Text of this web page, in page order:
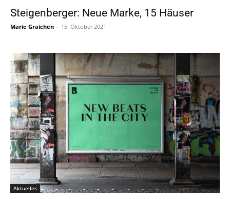
Steigenberger: Neue Marke, 15 Häuser
Marie Graichen - 15. Oktober 2021
Aktuelles